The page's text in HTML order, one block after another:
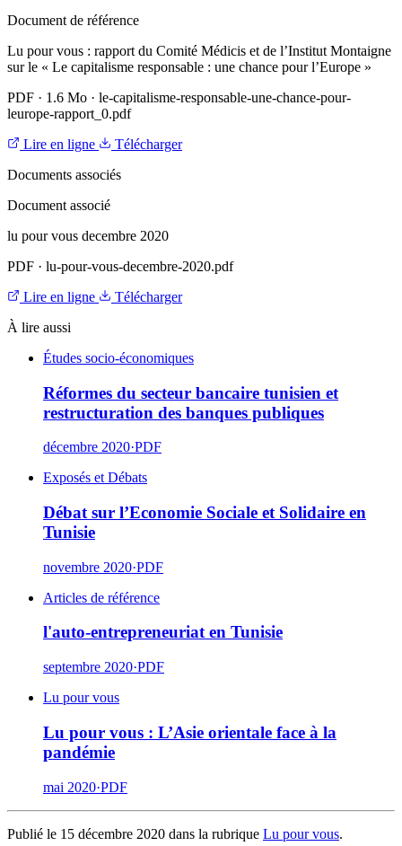
Document de référence
Lu pour vous : rapport du Comité Médicis et de l’Institut Montaigne
sur le « Le capitalisme responsable : une chance pour l’Europe »
PDF · 1.6 Mo · le-capitalisme-responsable-une-chance-pour-
leurope-rapport_0.pdf
Lire en ligne
Télécharger
Documents associés
Document associé
lu pour vous decembre 2020
PDF · lu-pour-vous-decembre-2020.pdf
Lire en ligne
Télécharger
À lire aussi
Études socio-économiques
Réformes du secteur bancaire tunisien et
restructuration des banques publiques
décembre 2020·PDF
Exposés et Débats
Débat sur l’Economie Sociale et Solidaire en
Tunisie
novembre 2020·PDF
Articles de référence
l'auto-entrepreneuriat en Tunisie
septembre 2020·PDF
Lu pour vous
Lu pour vous : L’Asie orientale face à la
pandémie
mai 2020·PDF
Publié le 15 décembre 2020 dans la rubrique Lu pour vous.